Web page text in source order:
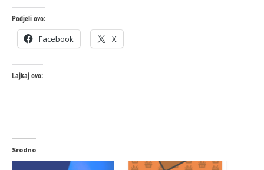
Podjeli ovo:
Facebook X
Lajkaj ovo:
Srodno